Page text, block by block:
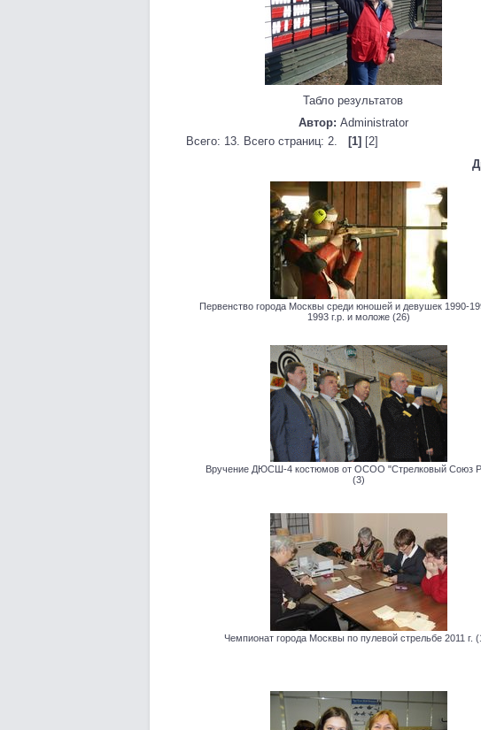
Табло результатов
Автор: Administrator
Всего: 13. Всего страниц: 2.
[1] [2]
Первенство города Москвы среди юношей и девушек 1990-
1993 г.р. и моложе (26)
Вручение ДЮСШ-4 костюмов от ОСОО "Стрелковый Союз
(3)
Чемпионат города Москвы по пулевой стрельбе 2011 г.